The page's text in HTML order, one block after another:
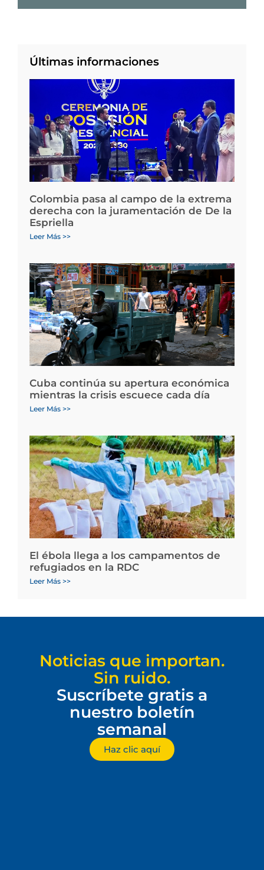
Últimas informaciones
Colombia pasa al campo de la extrema
derecha con la juramentación de De la
Espriella
Leer Más >>
Cuba continúa su apertura económica
mientras la crisis escuece cada día
Leer Más >>
El ébola llega a los campamentos de
refugiados en la RDC
Leer Más >>
Noticias que importan.
Sin ruido.
Suscríbete gratis a
nuestro boletín
semanal
Haz clic aquí